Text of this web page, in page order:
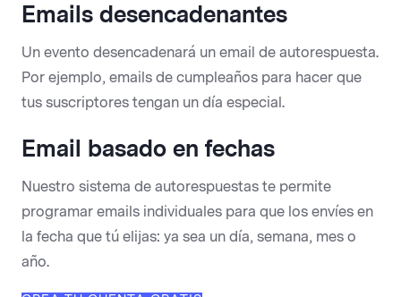
Emails desencadenantes
Un evento desencadenará un email de autorespuesta.
Por ejemplo, emails de cumpleaños para hacer que
tus suscriptores tengan un día especial.
Email basado en fechas
Nuestro sistema de autorespuestas te permite
programar emails individuales para que los envíes en
la fecha que tú elijas: ya sea un día, semana, mes o
año.